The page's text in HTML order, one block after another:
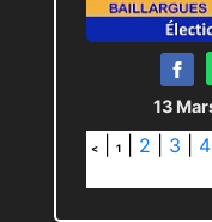
13
< 1 2 3 4